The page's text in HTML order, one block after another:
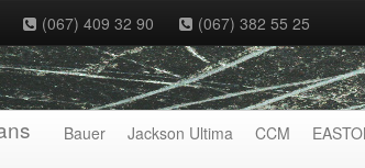
(067) 409 32 90 (067) 382 55 25
Bauer Jackson Ultima CCM